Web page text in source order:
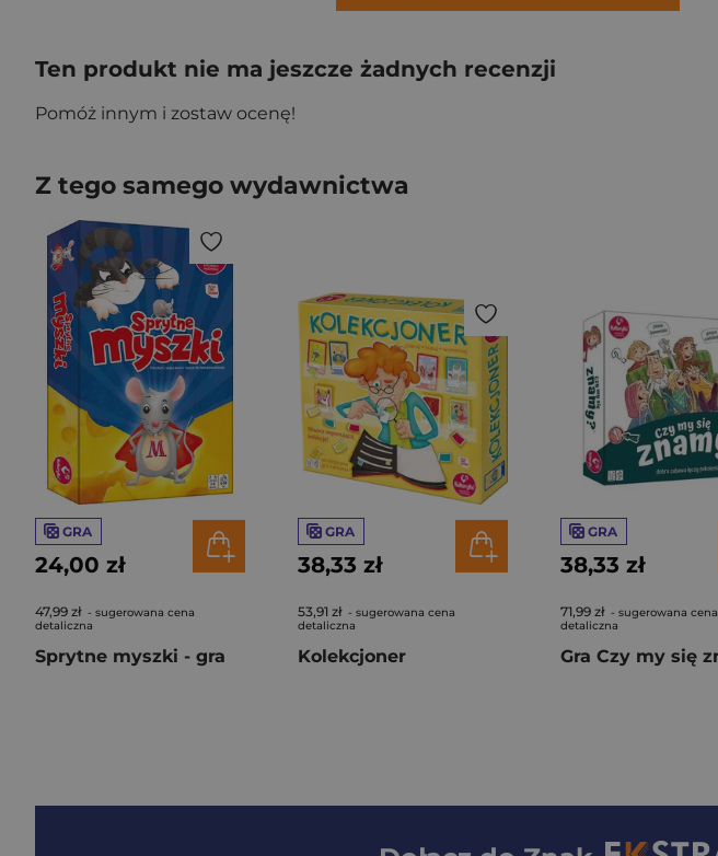
Ten produkt nie ma jeszcze żadnych recenzji
Pomóż innym i zostaw ocenę!
Z tego samego wydawnictwa
GRA
24,00 zł
47,99 zł - sugerowana cena
detaliczna
Sprytne myszki - gra
GRA
38,33 zł
53,91 zł - sugerowana cena
detaliczna
Kolekcjoner
GRA
38,33 zł
71,99 zł - sugerowana cena
detaliczna